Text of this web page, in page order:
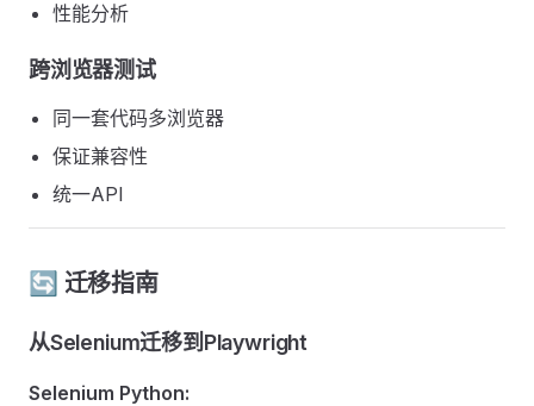
性能分析
跨浏览器测试
同一套代码多浏览器
保证兼容性
统一API
🔄 迁移指南
从Selenium迁移到Playwright
Selenium Python: